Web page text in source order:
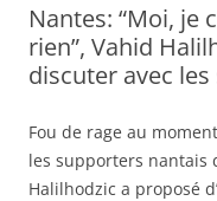
Nantes: “Moi, je
rien”, Vahid
discuter avec
Fou de rage au
les supporters nantais
Halilhodzic a proposé